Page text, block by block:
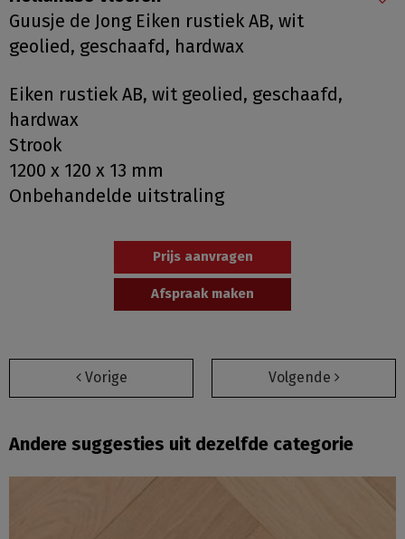
Guusje de Jong Eiken rustiek AB, wit
geolied, geschaafd, hardwax
Eiken rustiek AB, wit geolied, geschaafd,
hardwax
Strook
1200 x 120 x 13 mm
Onbehandelde uitstraling
Prijs aanvragen
Afspraak maken
Vorige Volgende
Andere suggesties uit dezelfde categorie